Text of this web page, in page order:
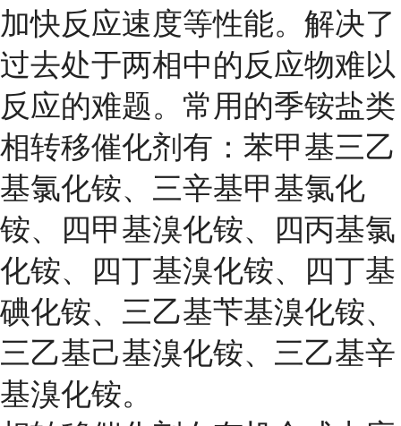
加快反应速度等性能。解决了
过去处于两相中的反应物难以
反应的难题。常用的季铵盐类
相转移催化剂有：苯甲基三乙
基氯化铵、 三辛基甲基氯化
铵、 四甲基溴化铵、
四丙基氯
化铵、四丁基溴化铵、
四丁基
碘化铵、三乙基苄基溴化铵、
三乙基己基溴化铵、三乙基辛
基溴化铵。